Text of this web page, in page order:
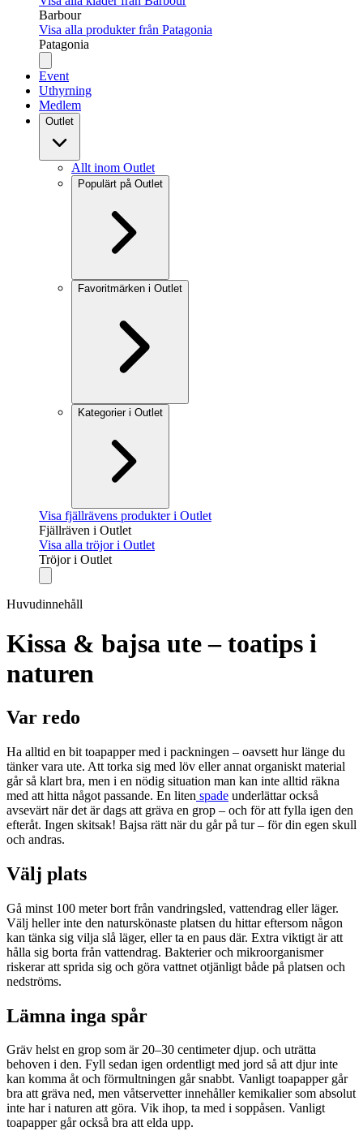
Barbour
Visa alla produkter från Patagonia
Patagonia
Event
Uthyrning
Medlem
Outlet
Allt inom Outlet
Populärt på Outlet
Favoritmärken i Outlet
Kategorier i Outlet
Visa fjällrävens produkter i Outlet
Fjällräven i Outlet
Visa alla tröjor i Outlet
Tröjor i Outlet
Huvudinnehåll
Kissa & bajsa ute – toatips i
naturen
Var redo
Ha alltid en bit toapapper med i packningen – oavsett hur länge du
tänker vara ute. Att torka sig med löv eller annat organiskt material
går så klart bra, men i en nödig situation man kan inte alltid räkna
med att hitta något passande. En liten spade underlättar också
avsevärt när det är dags att gräva en grop – och för att fylla igen den
efteråt. Ingen skitsak! Bajsa rätt när du går på tur – för din egen skull
och andras.
Välj plats
Gå minst 100 meter bort från vandringsled, vattendrag eller läger.
Välj heller inte den naturskönaste platsen du hittar eftersom någon
kan tänka sig vilja slå läger, eller ta en paus där. Extra viktigt är att
hålla sig borta från vattendrag. Bakterier och mikroorganismer
riskerar att sprida sig och göra vattnet otjänligt både på platsen och
nedströms.
Lämna inga spår
Gräv helst en grop som är 20–30 centimeter djup. och uträtta
behoven i den. Fyll sedan igen ordentligt med jord så att djur inte
kan komma åt och förmultningen går snabbt. Vanligt toapapper går
bra att gräva ned, men våtservetter innehåller kemikalier som absolut
inte har i naturen att göra. Vik ihop, ta med i soppåsen. Vanligt
toapapper går också bra att elda upp.